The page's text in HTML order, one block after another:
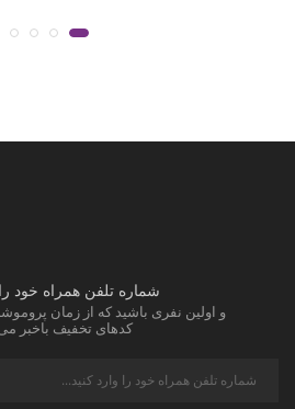
شماره تلفن همراه خود
و اولین نفری باشید که از زمان
کدهای تخفیف باخبر